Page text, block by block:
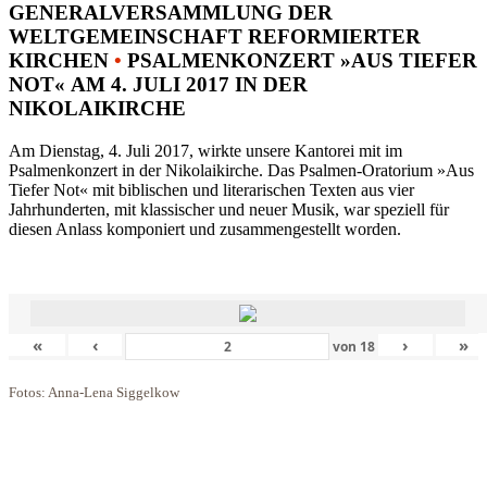
GENERALVERSAMMLUNG DER
WELTGEMEINSCHAFT REFORMIERTER
KIRCHEN • PSALMENKONZERT »AUS TIEFER
NOT« AM 4. JULI 2017 IN DER
NIKOLAIKIRCHE
Am Dienstag, 4. Juli 2017, wirkte unsere Kantorei mit im
Psalmenkonzert in der Nikolaikirche. Das Psalmen-Oratorium »Aus
Tiefer Not« mit biblischen und literarischen Texten aus vier
Jahrhunderten, mit klassischer und neuer Musik, war speziell für
diesen Anlass komponiert und zusammengestellt worden.
« ‹ von 18 › »
Fotos: Anna-Lena Siggelkow